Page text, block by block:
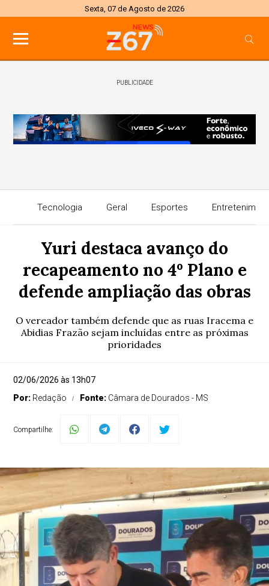
Sexta, 07 de Agosto de 2026
PUBLICIDADE
Tecnologia Geral Esportes
Yuri destaca avanço do
recapeamento no 4º Plano e
defende ampliação das obras
O vereador também defende que as ruas Iracema e
Abidias Frazão sejam incluídas entre as próximas
prioridades
02/06/2026 às 13h07
Por: Redação Fonte: Câmara de Dourados - MS
Compartilhe: